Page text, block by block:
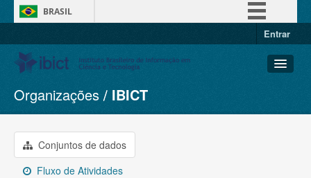
BRASIL
Entrar
Conjuntos de dados
Organizações
Grupos
Sobre
Organizações IBICT
Conjuntos de dados
Fluxo de Atividades